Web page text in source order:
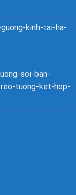
kinh-tai-ha-
soi-ban-
tuong-ket-hop-